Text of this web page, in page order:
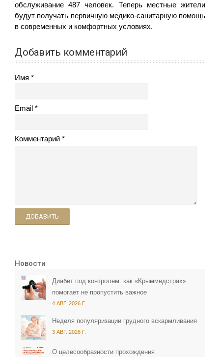
обслуживание 487 человек. Теперь местные жители
будут получать первичную медико-санитарную помощь
в современных и комфортных условиях.
Добавить комментарий
Имя
Email
Комментарий
ДОБАВИТЬ
Новости
Диабет под контролем: как «Крыммедстрах»
помогает не пропустить важное
4 АВГ. 2026 Г.
Неделя популяризации грудного вскармливания
3 АВГ. 2026 Г.
О целесообразности прохождения